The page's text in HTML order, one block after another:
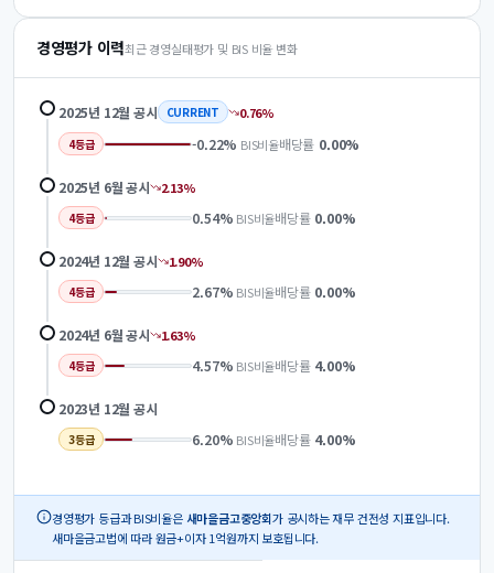
경영평가 이력최근 경영실태평가 및 BIS 비율 변화
2025년 12월 공시 CURRENT 0.76%
4등급 -0.22% BIS비율배당률 0.00%
2025년 6월공시 2.13%
4등급 0.54% BIS비율배당률 0.00%
2024년 12월 공시 1.90%
4등급 2.67% BIS비율배당률 0.00%
2024년 6월공시 1.63%
4등급 4.57% BIS비율배당률 4.00%
2023년 12월 공시
3등급 6.20% BIS비율배당률 4.00%
경영평가 등급과 BIS비율은 새마을금고중앙회가 공시하는 재무 건전성 지표입니다.
새마을금고법에 따라 원금+이자 1억원까지 보호됩니다.